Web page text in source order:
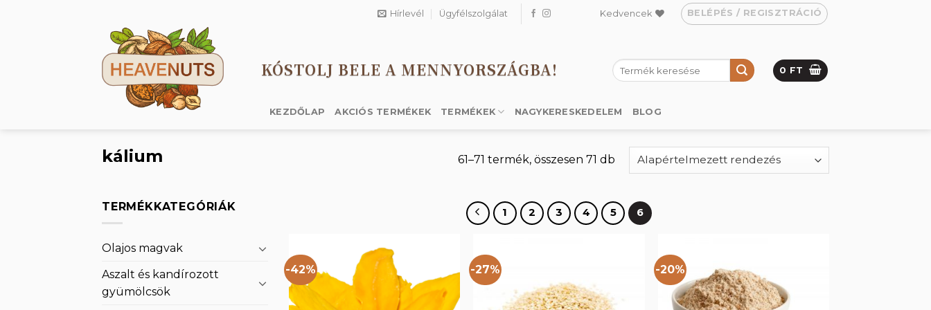
Hírlevél Ügyfélszolgálat Kedvencek BELÉPÉS / REGISZTRÁCIÓ
KÓSTOLJ BELE A MENNYORSZÁGBA!
Keresés
a
0 FT
KEZDŐLAP AKCIÓS TERMÉKEK TERMÉKEK NAGYKERESKEDELEM BLOG
kálium 61–71 termék, összesen 71 db
TERMÉKKATEGÓRIÁK
Olajos magvak
Aszalt és kandírozott
gyümölcsök
1 2 3 4 5 6
-42%
Kedvencekhez
-27%
Kedvencekhez
-20%
Kedvencekhez